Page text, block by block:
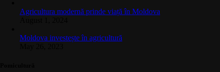
Agricultura modernă prinde viață în Moldova
Moldova investește în agricultură